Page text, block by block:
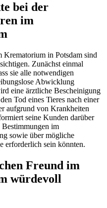
bei der
im
Krematorium in Potsdam sind
Zunächst einmal
sie alle notwendigen
Abwicklung
eine ärztliche Bescheinigung
Tod eines Tieres nach einer
aufgrund von Krankheiten
seine Kunden darüber
im
sowie über mögliche
erforderlich sein könnten.
Freund im
würdevoll